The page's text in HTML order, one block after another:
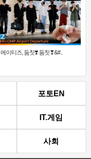
에이티즈, 둠칫❣️ 둠칫❣&#..
포토EN
IT.게임
사회